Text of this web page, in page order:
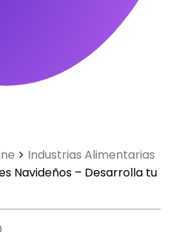
Industrias Alimentarias
Navideños – Desarrolla tu